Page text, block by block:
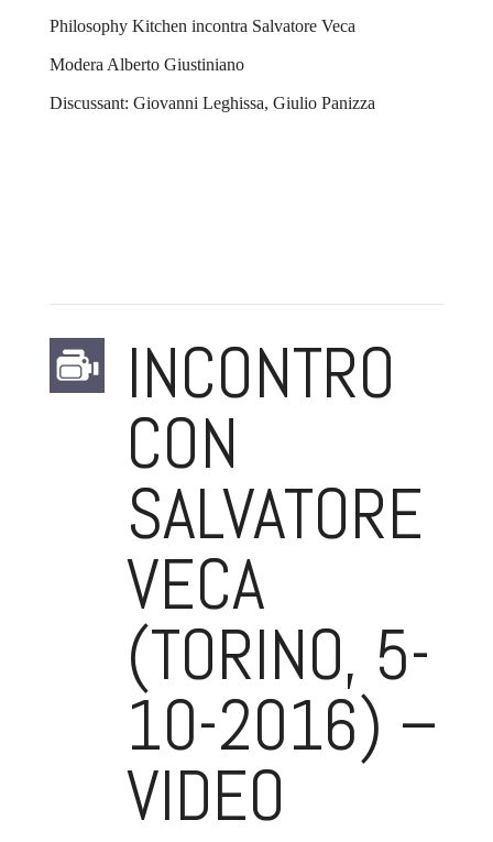
Philosophy Kitchen incontra Salvatore Veca
Modera Alberto Giustiniano
Discussant: Giovanni Leghissa, Giulio Panizza
INCONTRO
CON
SALVATORE
VECA
(TORINO, 5-
10-2016) –
VIDEO